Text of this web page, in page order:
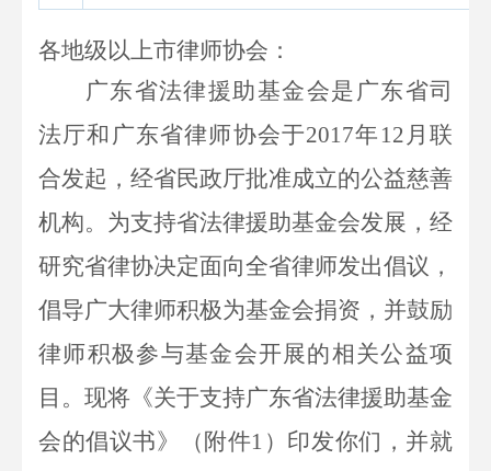
各地级以上市律师协会：
广东省法律援助基金会是广东省司
法厅和广东省律师协会于2017年12月联
合发起，经省民政厅批准成立的公益慈善
机构。为支持省法律援助基金会发展，经
研究省律协决定面向全省律师发出倡议，
倡导广大律师积极为基金会捐资，并鼓励
律师积极参与基金会开展的相关公益项
目。现将 《关于支持广东省法律援助基金
会的倡议书》（附件1）印发你们，并就